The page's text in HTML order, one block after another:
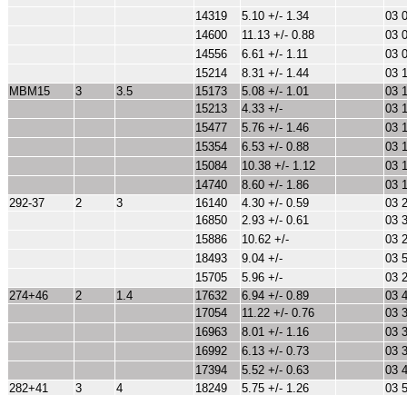
14319
5.10 +/- 1.34
03
14600
11.13 +/- 0.88
03
14556
6.61 +/- 1.11
03
15214
8.31 +/- 1.44
03
MBM15
3 3.5 15173 5.08 +/- 1.01
03
15213
4.33 +/-
03
15477
5.76 +/- 1.46
03
15354
6.53 +/- 0.88
03
15084
10.38 +/- 1.12
03
14740
8.60 +/- 1.86
03
292-37
2 3 16140 4.30 +/- 0.59
03
16850
2.93 +/- 0.61
03
15886
10.62 +/-
03
18493
9.04 +/-
03
15705
5.96 +/-
03
274+46
2 1.4 17632 6.94 +/- 0.89
03
17054
11.22 +/- 0.76
03
16963
8.01 +/- 1.16
03
16992
6.13 +/- 0.73
03
17394
5.52 +/- 0.63
03
282+41
3 4 18249 5.75 +/- 1.26
03